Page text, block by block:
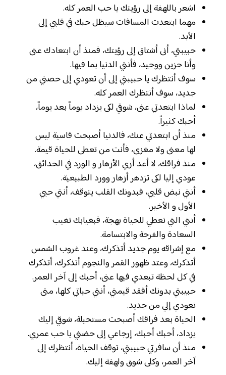
اشعر باللهفة إلى رؤيتك يا حب العمر كله.
مهما ابتعدت المسافات سيظل حبك في قلبي إلى
الأبد.
حبيبتي، أنى أشتاق إلى رؤيتك، فمنذ أن ابتعادك عنى
وأنا حزين ووحيد، فأنتي الدنيا بما فيها.
سوف أنتظرك يا حبيبتي إلى أن تعودي إلى حصني من
جديد، سوف أنتظرك العمر كله.
لماذا ابتعدتي عنى، شوقي لكى يزداد يوماً بعد يوماً،
أحبك كثيراً.
منذ أن ابتعدتي عنك، فالدنيا أصبحت قاسية ليس
لها معنى ولا مغزى، فأنت من تعطى للحياة قيمة.
منذ فراقك، لا أعد أري الأزهار و الورد في الحدائق،
عودي إليا لكى تزدهر أزهار وورد الطبيعية.
أنتي نبض قلبي، فبدونك القلب يتوقف، أنتي حبي
الأول و الأخير.
أنتي التي تعطي للحياة بهجة، فبغيابك تغيب
السعادة والفرحة والابتسامة.
مع إشراقه يوم جديد أتذكرك، وعند غروب الشمس
أتذكرك، وعتد ظهور القمر والنجوم أتذكرك، أتذكرك
في كل لحظة تبعدي فيها عنى، أحبك إلى آخر العمر.
حبيبتي بدونك أفقد قيمتي، أنتي حياتي كلها، متى
تعودي إلي من جديد.
الحياة بعد فراقك أصبحت مستحيلة، شوقي إليك
يزداد، أحبك أحبك، إرجاعي إلى حضني يا حب عمري.
منذ أن سافرتي حبيبتي، توقف الحياة، أنتظرك إلى
آخر العمر، وكلى شوق ولهفة إليك.